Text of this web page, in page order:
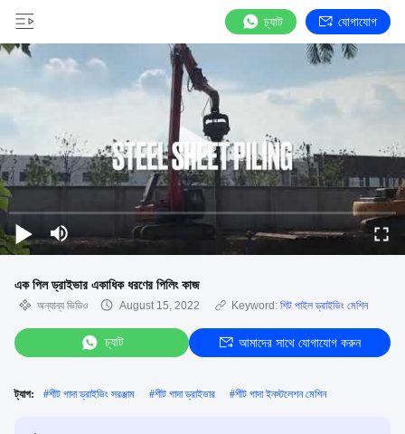
চ্যাট যোগাযোগ
এক পিল ড্রাইভার একাধিক ধরণের পিলিং কাজ
অন্যান্য ভিডিও August 15, 2022 Keyword: শিট পাইল ড্রাইভিং মেশিন
চ্যাট আমাদের সাথে যোগাযোগ করুন
ট্যাগ: #শীট গাদা ড্রাইভিং সরঞ্জাম #শীট গাদা ড্রাইভার #শীট গাদা ইনস্টলেশন মেশিন